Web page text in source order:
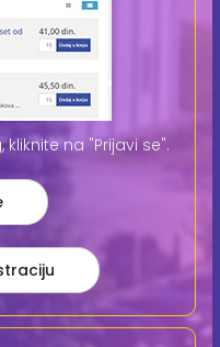
na "Prijavi se".